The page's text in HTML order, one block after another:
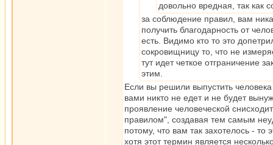
довольно вредная, так как
за соблюдение правил, вам
получить благодарность от
есть. Видимо кто то это
сокровищницу то, что не
тут идет четкое отграничение
этим.
Если вы решили выпустить
вами никто не едет и не будет
проявление человеческой
правилом", создавая тем самым
потому, что вам так захотелось -
хотя этот термин является